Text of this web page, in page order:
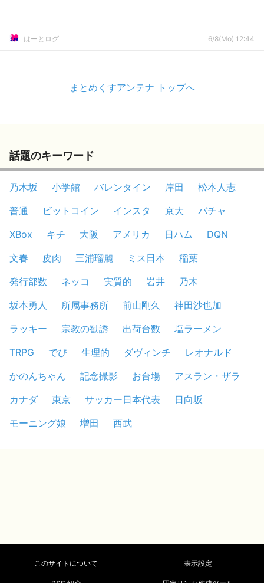
はーとログ 6/8(Mo) 12:44
まとめくすアンテナ トップへ
話題のキーワード
乃木坂 小学館 バレンタイン 岸田
松本人志
普通
ビットコイン インスタ 京大
バチャ
XBox
キチ 大阪 アメリカ 日ハム
DQN
文春
皮肉 三浦瑠麗 ミス日本
稲葉
発行部数
ネッコ 実質的 岩井
乃木
坂本勇人
所属事務所 前山剛久
神田沙也加
ラッキー
宗教の勧誘 出荷台数
塩ラーメン
TRPG
でび 生理的 ダヴィンチ
レオナルド
かのんちゃん
記念撮影 お台場
アスラン・ザラ
カナダ
東京 サッカー日本代表
日向坂
モーニング娘
増田 西武
このサイトについて 表示設定